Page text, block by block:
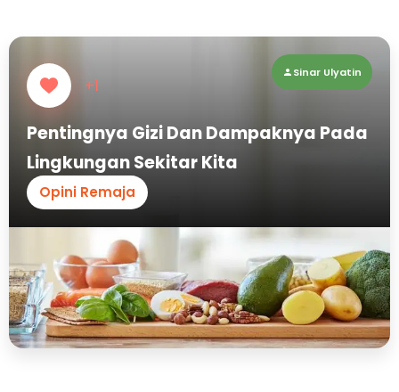
+1
Sinar Ulyatin
Pentingnya Gizi Dan Dampaknya Pada
Lingkungan Sekitar Kita
Opini Remaja